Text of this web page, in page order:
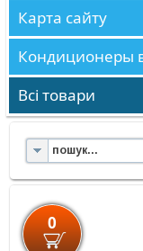
Карта сайту
Кондиционеры
Всі товари
0